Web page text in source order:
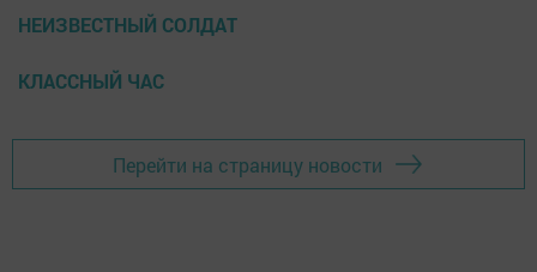
НЕИЗВЕСТНЫЙ СОЛДАТ
КЛАССНЫЙ ЧАС
Перейти на страницу новости